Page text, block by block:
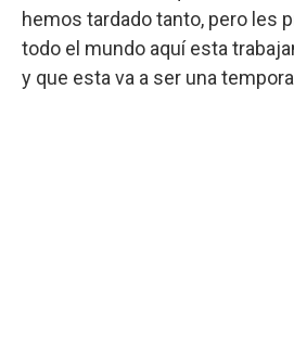
hemos tardado tanto, pero les
todo el mundo aquí esta
y que esta va a ser una